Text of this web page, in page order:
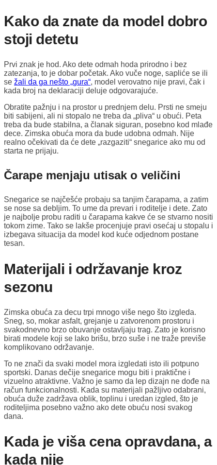
Kako da znate da model dobro
stoji detetu
Prvi znak je hod. Ako dete odmah hoda prirodno i bez
zatezanja, to je dobar početak. Ako vuče noge, sapliće se ili
se žali da ga nešto „gura“, model verovatno nije pravi, čak i
kada broj na deklaraciji deluje odgovarajuće.
Obratite pažnju i na prostor u prednjem delu. Prsti ne smeju
biti sabijeni, ali ni stopalo ne treba da „pliva“ u obući. Peta
treba da bude stabilna, a članak siguran, posebno kod mlađe
dece. Zimska obuća mora da bude udobna odmah. Nije
realno očekivati da će dete „razgaziti“ snegarice ako mu od
starta ne prijaju.
Čarape menjaju utisak o veličini
Snegarice se najčešće probaju sa tanjim čarapama, a zatim
se nose sa debljim. To ume da prevari i roditelje i dete. Zato
je najbolje probu raditi u čarapama kakve će se stvarno nositi
tokom zime. Tako se lakše procenjuje pravi osećaj u stopalu i
izbegava situacija da model kod kuće odjednom postane
tesan.
Materijali i održavanje kroz
sezonu
Zimska obuća za decu trpi mnogo više nego što izgleda.
Sneg, so, mokar asfalt, grejanje u zatvorenom prostoru i
svakodnevno brzo obuvanje ostavljaju trag. Zato je korisno
birati modele koji se lako brišu, brzo suše i ne traže previše
komplikovano održavanje.
To ne znači da svaki model mora izgledati isto ili potpuno
sportski. Danas dečije snegarice mogu biti i praktične i
vizuelno atraktivne. Važno je samo da lep dizajn ne dođe na
račun funkcionalnosti. Kada su materijali pažljivo odabrani,
obuća duže zadržava oblik, toplinu i uredan izgled, što je
roditeljima posebno važno ako dete obuću nosi svakog
dana.
Kada je viša cena opravdana, a
kada nije